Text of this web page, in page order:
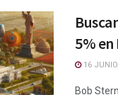
5% en
16
Bob